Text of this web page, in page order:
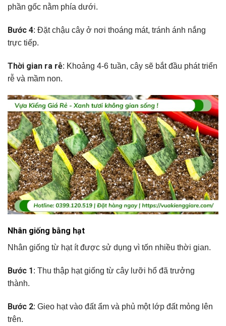
phần gốc nằm phía dưới.
Bước 4: Đặt chậu cây ở nơi thoáng mát, tránh ánh nắng
trực tiếp.
Thời gian ra rễ: Khoảng 4-6 tuần, cây sẽ bắt đầu phát triển
rễ và mầm non.
Nhân giống bằng hạt
Nhân giống từ hạt ít được sử dụng vì tốn nhiều thời gian.
Bước 1: Thu thập hạt giống từ cây lưỡi hổ đã trưởng
thành.
Bước 2: Gieo hạt vào đất ẩm và phủ một lớp đất mỏng lên
trên.